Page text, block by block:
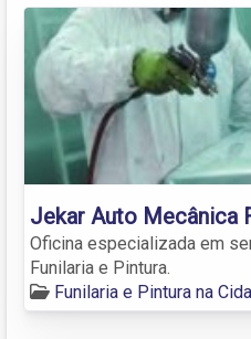
Jekar Auto Mecânica
Oficina especializada em
Funilaria e Pintura.
Funilaria e Pintura na